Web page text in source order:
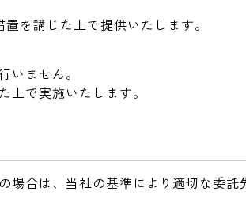
を講じた上で提供いたします。
ません。
で実施いたします。
合は、当社の基準により適切な委託